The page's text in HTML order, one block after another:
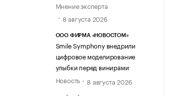
Мнение эксперта
8 августа 2026
ООО ФИРМА «НОВОСТОМ»
Smile Symphony внедрили
цифровое моделирование
улыбки перед винирами
Новость
8 августа 2026